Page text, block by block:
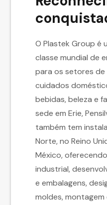
O Plastek Group é
classe mundial de
para os setores
cuidados
bebidas, beleza e
sede em Erie,
também tem
Norte, no Reino
México,
industrial,
e embalagens,
moldes,